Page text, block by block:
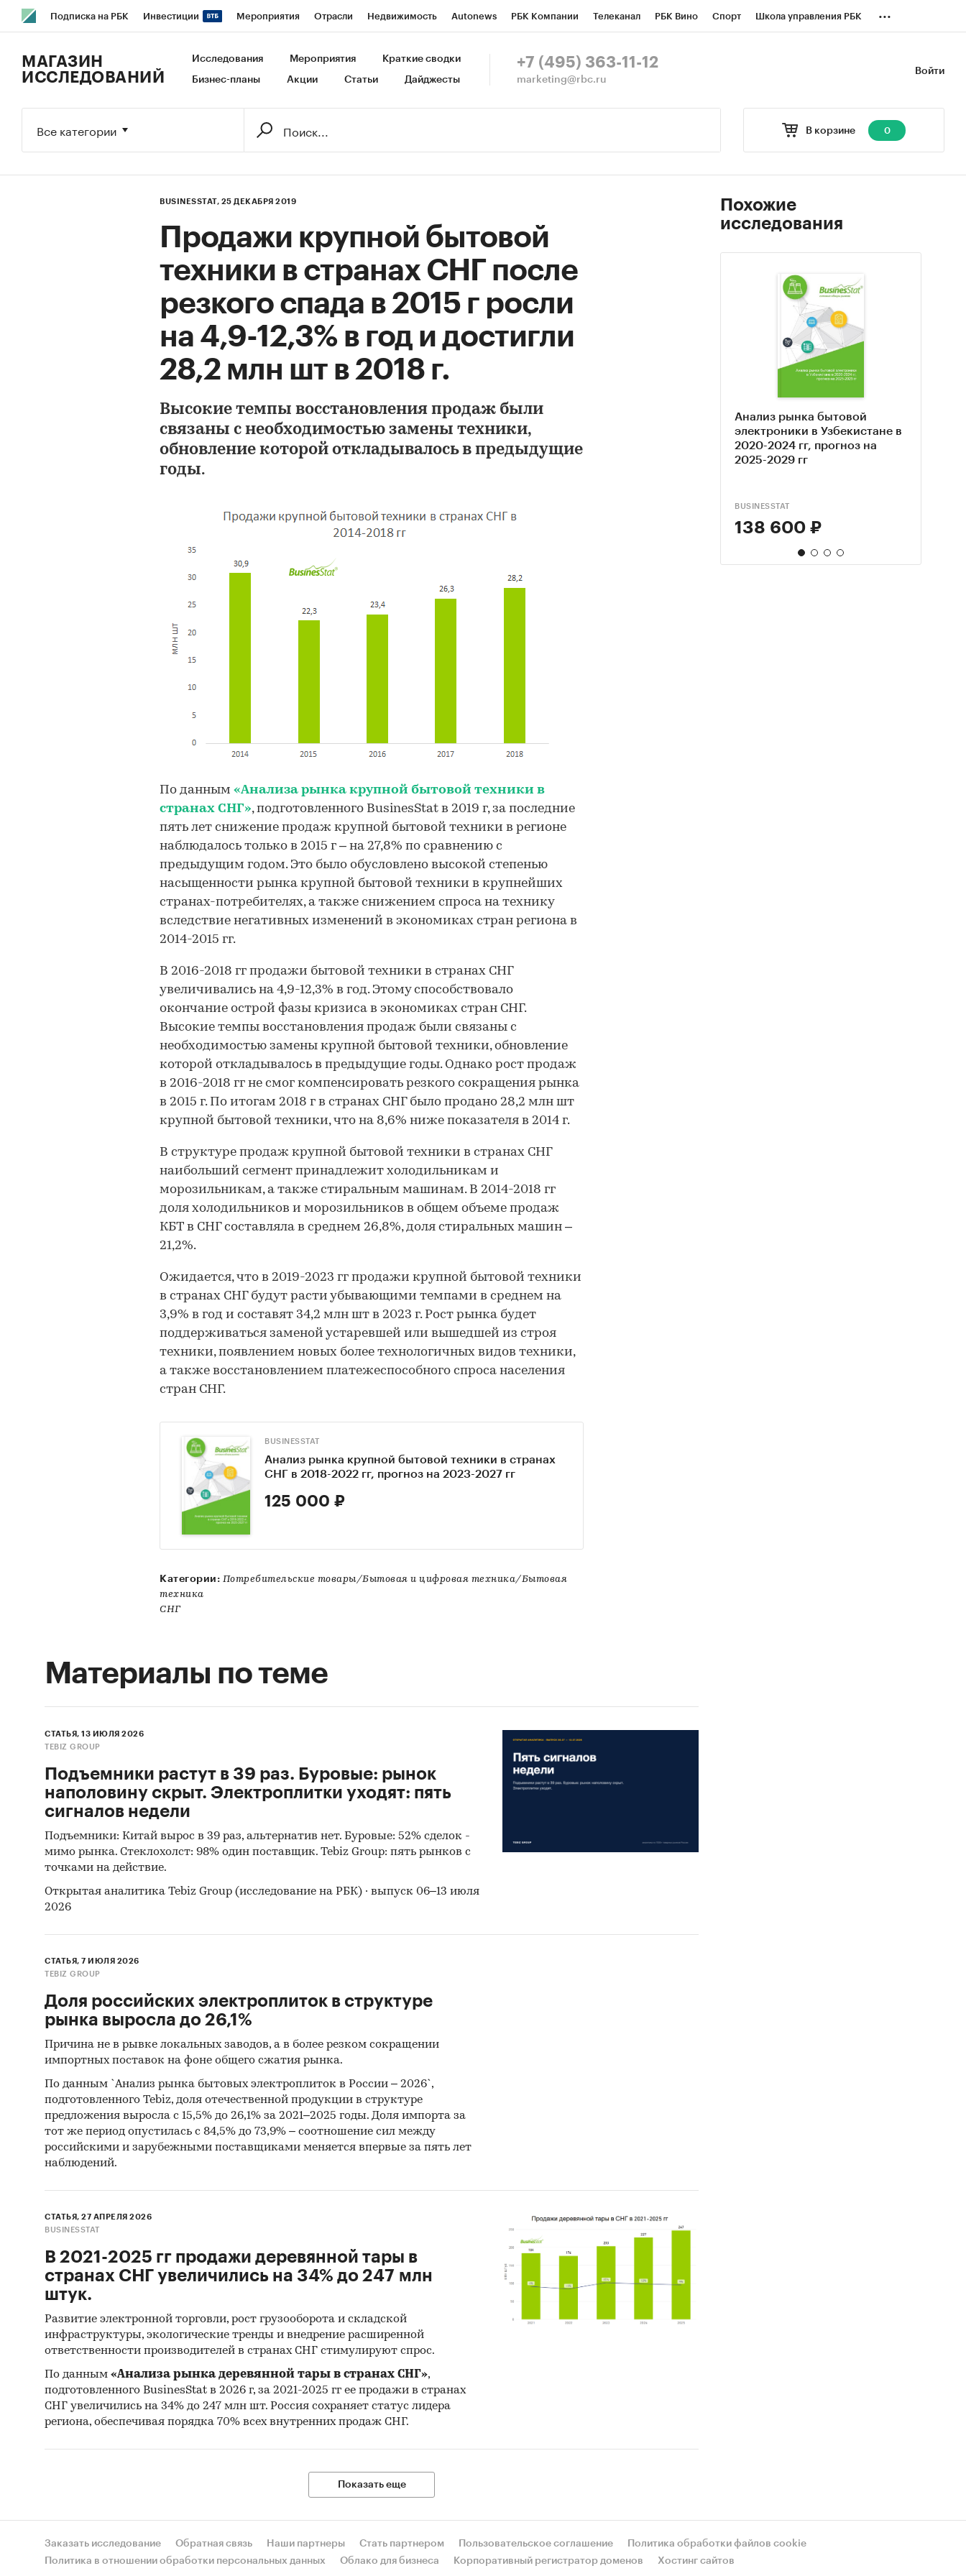
Подписка на РБК Инвестиции Мероприятия Отрасли Недвижимость Autonews РБК Компании Телеканал РБК Вино Спорт Школа управления РБК
Исследования Кредитные рейтинги Франшизы Газета Спецпроекты СПб Конференции СПб Спецпроекты
...
Войти
МАГАЗИН
ИССЛЕДОВАНИЙ
Исследования Мероприятия Краткие сводки
Бизнес-планы Акции Статьи Дайджесты
+7 (495) 363-11-12
marketing@rbc.ru
В корзине 0
Все категории
BUSINESSTAT, 25 ДЕКАБРЯ 2019
Продажи крупной бытовой
техники в странах СНГ после
резкого спада в 2015 г росли
на 4,9-12,3% в год и достигли
28,2 млн шт в 2018 г.
Высокие темпы восстановления продаж были
связаны с необходимостью замены техники,
обновление которой откладывалось в предыдущие
годы.
По данным «Анализа рынка крупной бытовой техники в
странах СНГ», подготовленного BusinesStat в 2019 г, за последние
пять лет снижение продаж крупной бытовой техники в регионе
наблюдалось только в 2015 г – на 27,8% по сравнению с
предыдущим годом. Это было обусловлено высокой степенью
насыщенности рынка крупной бытовой техники в крупнейших
странах-потребителях, а также снижением спроса на технику
вследствие негативных изменений в экономиках стран региона в
2014-2015 гг.
В 2016-2018 гг продажи бытовой техники в странах СНГ
увеличивались на 4,9-12,3% в год. Этому способствовало
окончание острой фазы кризиса в экономиках стран СНГ.
Высокие темпы восстановления продаж были связаны с
необходимостью замены крупной бытовой техники, обновление
которой откладывалось в предыдущие годы. Однако рост продаж
в 2016-2018 гг не смог компенсировать резкого сокращения рынка
в 2015 г. По итогам 2018 г в странах СНГ было продано 28,2 млн шт
крупной бытовой техники, что на 8,6% ниже показателя в 2014 г.
В структуре продаж крупной бытовой техники в странах СНГ
наибольший сегмент принадлежит холодильникам и
морозильникам, а также стиральным машинам. В 2014-2018 гг
доля холодильников и морозильников в общем объеме продаж
КБТ в СНГ составляла в среднем 26,8%, доля стиральных машин –
21,2%.
Ожидается, что в 2019-2023 гг продажи крупной бытовой техники
в странах СНГ будут расти убывающими темпами в среднем на
3,9% в год и составят 34,2 млн шт в 2023 г. Рост рынка будет
поддерживаться заменой устаревшей или вышедшей из строя
техники, появлением новых более технологичных видов техники,
а также восстановлением платежеспособного спроса населения
стран СНГ.
BUSINESSTAT
Анализ рынка крупной бытовой техники в странах
СНГ в 2018-2022 гг, прогноз на 2023-2027 гг
125 000 ₽
Категории: Потребительские товары/Бытовая и цифровая техника/Бытовая
техника
СНГ
Похожие
исследования
Анализ рынка бытовой
электроники в Узбекистане в
2020-2024 гг, прогноз на
2025-2029 гг
BUSINESSTAT
138 600 ₽
Материалы по теме
СТАТЬЯ, 13 ИЮЛЯ 2026
TEBIZ GROUP
Подъемники растут в 39 раз. Буровые: рынок
наполовину скрыт. Электроплитки уходят: пять
сигналов недели
Подъемники: Китай вырос в 39 раз, альтернатив нет. Буровые: 52% сделок -
мимо рынка. Стеклохолст: 98% один поставщик. Tebiz Group: пять рынков с
точками на действие.
Открытая аналитика Tebiz Group (исследование на РБК) · выпуск 06–13 июля
2026
СТАТЬЯ, 7 ИЮЛЯ 2026
TEBIZ GROUP
Доля российских электроплиток в структуре
рынка выросла до 26,1%
Причина не в рывке локальных заводов, а в более резком сокращении
импортных поставок на фоне общего сжатия рынка.
По данным `Анализ рынка бытовых электроплиток в России – 2026`,
подготовленного Tebiz, доля отечественной продукции в структуре
предложения выросла с 15,5% до 26,1% за 2021–2025 годы. Доля импорта за
тот же период опустилась с 84,5% до 73,9% – соотношение сил между
российскими и зарубежными поставщиками меняется впервые за пять лет
наблюдений.
СТАТЬЯ, 27 АПРЕЛЯ 2026
BUSINESSTAT
В 2021-2025 гг продажи деревянной тары в
странах СНГ увеличились на 34% до 247 млн
штук.
Развитие электронной торговли, рост грузооборота и складской
инфраструктуры, экологические тренды и внедрение расширенной
ответственности производителей в странах СНГ стимулируют спрос.
По данным «Анализа рынка деревянной тары в странах СНГ»,
подготовленного BusinesStat в 2026 г, за 2021-2025 гг ее продажи в странах
СНГ увеличились на 34% до 247 млн шт. Россия сохраняет статус лидера
региона, обеспечивая порядка 70% всех внутренних продаж СНГ.
Показать еще
Заказать исследование Обратная связь Наши партнеры Стать партнером Пользовательское соглашение
Политика обработки файлов cookie
Политика в отношении обработки персональных данных
Облако для бизнеса Корпоративный регистратор доменов Хостинг сайтов